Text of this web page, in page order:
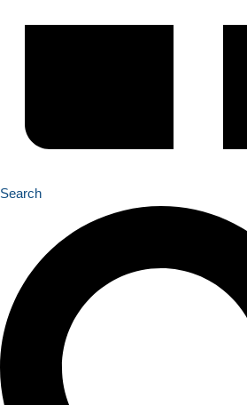
Search